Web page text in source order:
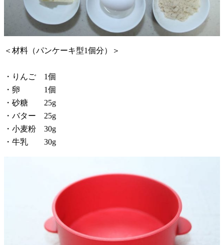
＜材料（パンケーキ型1個分）＞
・りんご 1個
・卵 1個
・砂糖 25g
・バター 25g
・小麦粉 30g
・牛乳 30g